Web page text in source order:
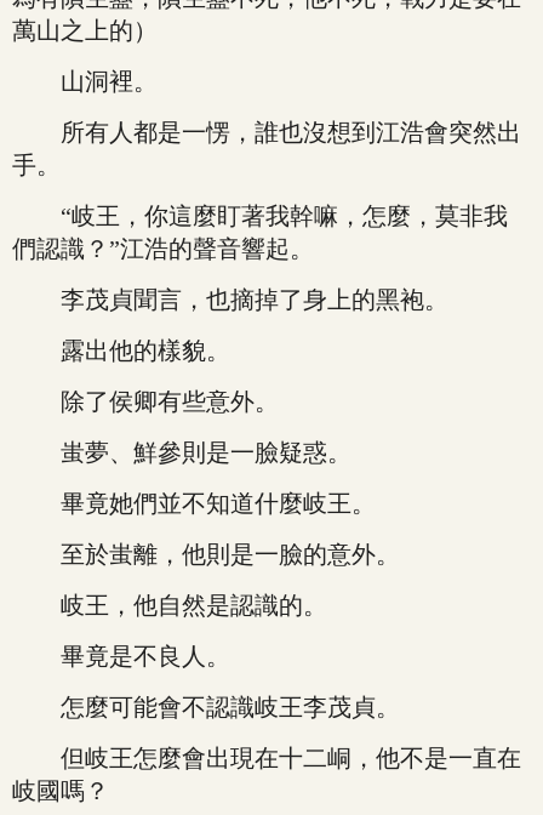
萬山之上的）
山洞裡。
所有人都是一愣，誰也沒想到江浩會突然出
手。
“岐王，你這麼盯著我幹嘛，怎麼，莫非我
們認識？”江浩的聲音響起。
李茂貞聞言，也摘掉了身上的黑袍。
露出他的樣貌。
除了侯卿有些意外。
蚩夢、鮮參則是一臉疑惑。
畢竟她們並不知道什麼岐王。
至於蚩離，他則是一臉的意外。
岐王，他自然是認識的。
畢竟是不良人。
怎麼可能會不認識岐王李茂貞。
但岐王怎麼會出現在十二峒，他不是一直在
岐國嗎？